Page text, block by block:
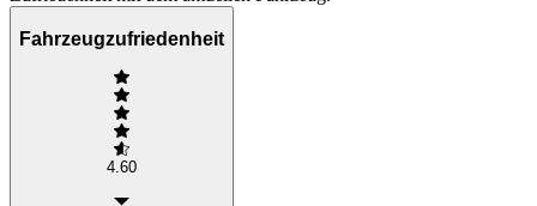
Fahrzeugzufriedenheit
4.60